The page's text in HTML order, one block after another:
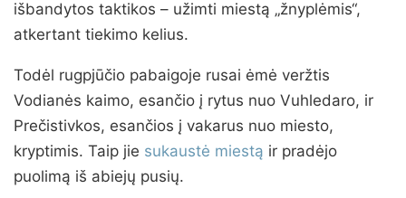
išbandytos taktikos – užimti miestą „žnyplėmis“,
atkertant tiekimo kelius.
Todėl rugpjūčio pabaigoje rusai ėmė veržtis
Vodianės kaimo, esančio į rytus nuo Vuhledaro, ir
Prečistivkos, esančios į vakarus nuo miesto,
kryptimis. Taip jie sukaustė miestą ir pradėjo
puolimą iš abiejų pusių.